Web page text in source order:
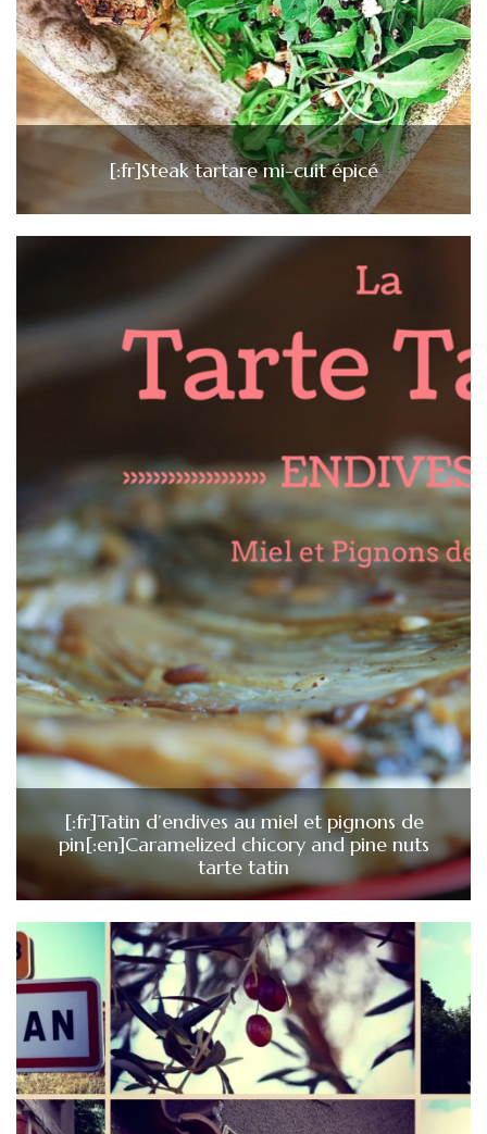
[:fr]Steak tartare mi-cuit épicé
[:fr]Tatin d’endives au miel et pignons de
pin[:en]Caramelized chicory and pine nuts
tarte tatin